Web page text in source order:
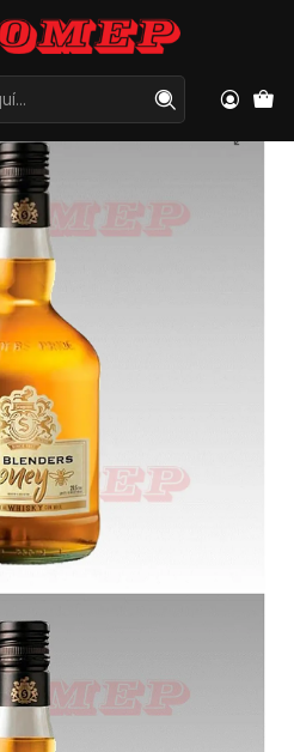
LICORES
WHISKY
Honey 750cc